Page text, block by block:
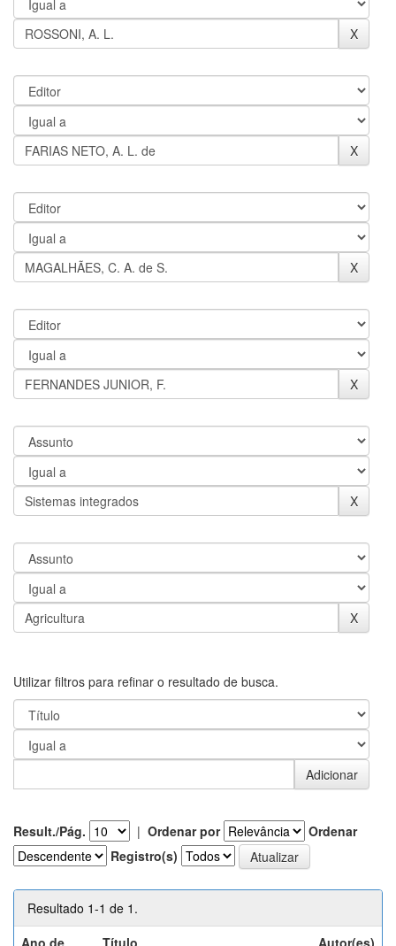
Utilizar filtros para refinar o resultado de busca.
Result./Pág. | Ordenar por
Ordenar
Registro(s)
Resultado 1-1 de 1.
Ano de
Título Autor(es)